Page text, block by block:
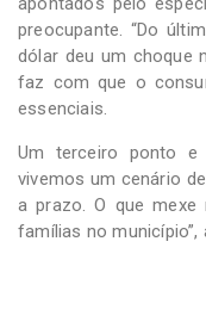
preocupante. “Do
dólar deu um choque
faz com que o
essenciais.
Um terceiro ponto e
vivemos um cenário
a prazo. O que
famílias no município”,